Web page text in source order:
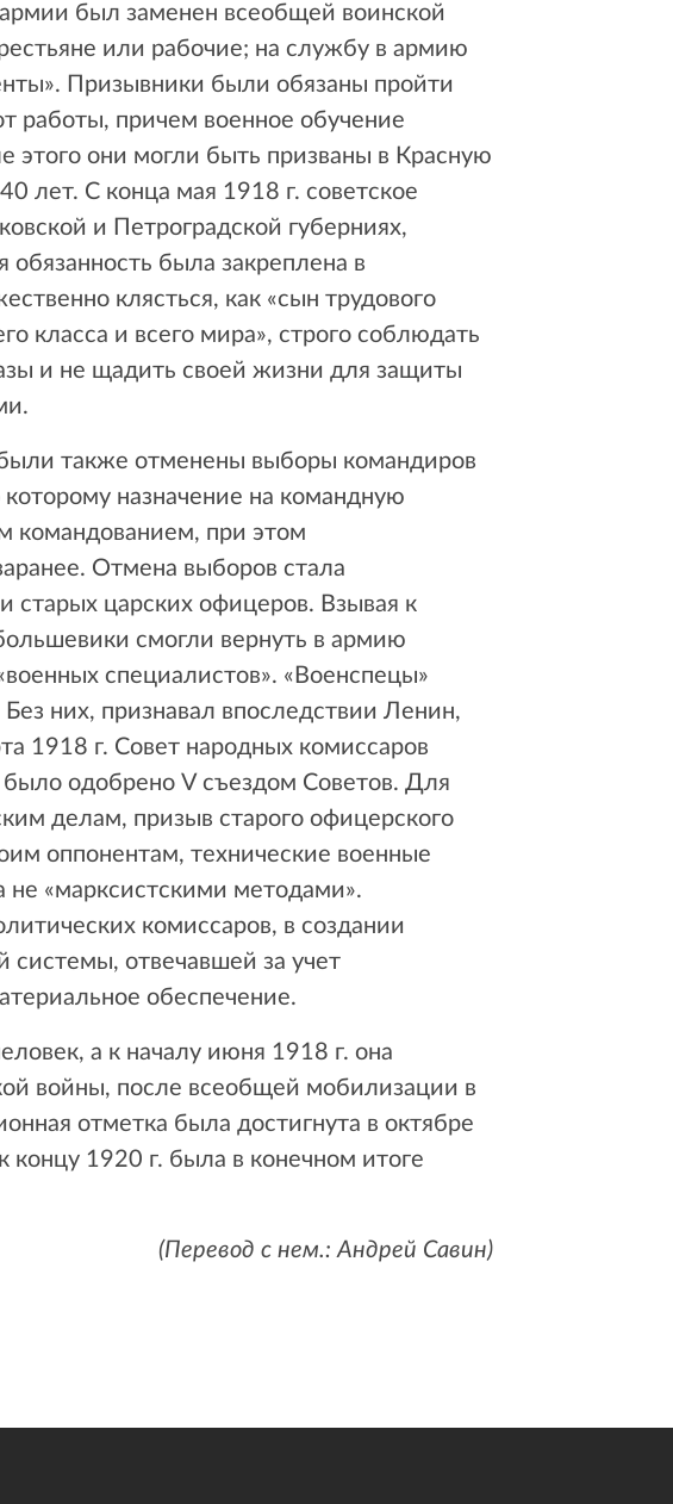
был заменен всеобщей воинской
или рабочие; на службу в армию
Призывники были обязаны пройти
работы, причем военное обучение
они могли быть призваны в Красную
лет. С конца мая 1918 г. советское
и Петроградской губерниях,
была закреплена в
клясться, как «сын трудового
класса и всего мира», строго соблюдать
и не щадить своей жизни для защиты
также отменены выборы командиров
назначение на командную
командованием, при этом
Отмена выборов стала
царских офицеров. Взывая к
смогли вернуть в армию
специалистов». «Военспецы»
них, признавал впоследствии Ленин,
1918 г. Совет народных комиссаров
одобрено V съездом Советов. Для
делам, призыв старого офицерского
оппонентам, технические военные
«марксистскими методами».
комиссаров, в создании
системы, отвечавшей за учет
обеспечение.
а к началу июня 1918 г. она
войны, после всеобщей мобилизации в
отметка была достигнута в октябре
1920 г. была в конечном итоге
(Перевод с нем.: Андрей Савин)